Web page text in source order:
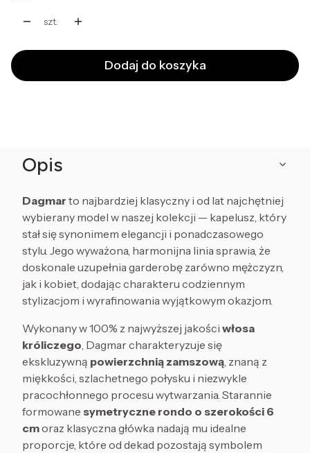
szt.
Dodaj do koszyka
Opis
Dagmar to najbardziej klasyczny i od lat najchętniej
wybierany model w naszej kolekcji — kapelusz, który
stał się synonimem elegancji i ponadczasowego
stylu. Jego wyważona, harmonijna linia sprawia, że
doskonale uzupełnia garderobę zarówno mężczyzn,
jak i kobiet, dodając charakteru codziennym
stylizacjom i wyrafinowania wyjątkowym okazjom.
Wykonany w 100% z najwyższej jakości włosa
króliczego , Dagmar charakteryzuje się
ekskluzywną powierzchnią zamszową , znaną z
miękkości, szlachetnego połysku i niezwykle
pracochłonnego procesu wytwarzania. Starannie
formowane symetryczne rondo o szerokości 6
cmoraz klasyczna główka nadają mu idealne
proporcje, które od dekad pozostają symbolem